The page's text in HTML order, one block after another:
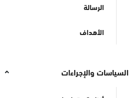
الرسالة
الأهداف
السياسات والإجراءات